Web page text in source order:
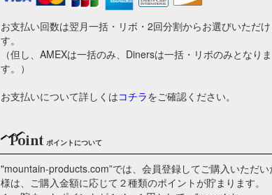
お支払い回数は翌月一括・リボ・2回分割からお選びいただけ
す。
（但し、AMEXは一括のみ、Dinersは一括・リボのみとなりま
す。）
お支払いについて詳しくはコチラをご確認ください。
Pointポイントについて
"mountain-products.com”では、会員登録してご購入いただい
様は、ご購入金額に応じて２種類のポイントが貯まります。